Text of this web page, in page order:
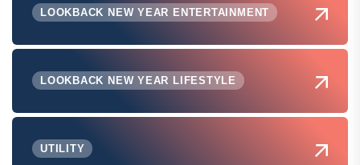
LOOKBACK NEW YEAR ENTERTAINMENT
LOOKBACK NEW YEAR LIFESTYLE
UTILITY